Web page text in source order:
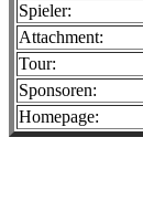
Spieler:
Attachment:
Tour:
Sponsoren:
Homepage: